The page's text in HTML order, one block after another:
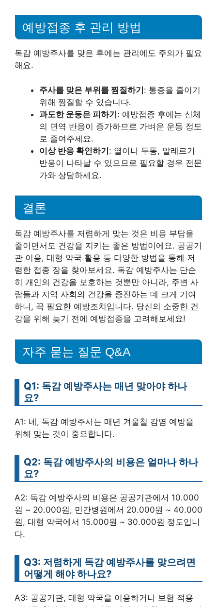
예방접종 후 관리 방법
독감 예방주사를 맞은 후에는 관리에도 주의가 필요
해요.
주사를 맞은 부위를 찜질하기: 통증을 줄이기
위해 찜질할 수 있습니다.
과도한 운동은 피하기: 예방접종 후에는 신체
의 면역 반응이 증가하므로 가벼운 운동 정도
로 줄여주세요.
이상 반응 확인하기: 열이나 두통, 알레르기
반응이 나타날 수 있으므로 필요할 경우 전문
가와 상담하세요.
결론
독감 예방주사를 저렴하게 맞는 것은 비용 부담을
줄이면서도 건강을 지키는 좋은 방법이에요. 공공기
관 이용, 대형 약국 활용 등 다양한 방법을 통해 저
렴한 접종 장을 찾아보세요. 독감 예방주사는 단순
히 개인의 건강을 보호하는 것뿐만 아니라, 주변 사
람들과 지역 사회의 건강을 증진하는 데 크게 기여
하니, 꼭 필요한 예방조치입니다. 당신의 소중한 건
강을 위해 늦기 전에 예방접종을 고려해보세요!
자주 묻는 질문 Q&A
Q1: 독감 예방주사는 매년 맞아야 하나
요?
A1: 네, 독감 예방주사는 매년 겨울철 감염 예방을
위해 맞는 것이 중요합니다.
Q2: 독감 예방주사의 비용은 얼마나 하나
요?
A2: 독감 예방주사의 비용은 공공기관에서 10.000
원 ~ 20.000원, 민간병원에서 20.000원 ~ 40.000
원, 대형 약국에서 15.000원 ~ 30.000원 정도입니
다.
Q3: 저렴하게 독감 예방주사를 맞으려면
어떻게 해야 하나요?
A3: 공공기관, 대형 약국을 이용하거나 보험 적용